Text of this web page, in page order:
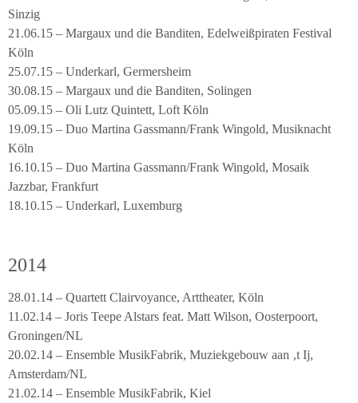
Sinzig
21.06.15 – Margaux und die Banditen, Edelweißpiraten Festival
Köln
25.07.15 – Underkarl, Germersheim
30.08.15 – Margaux und die Banditen, Solingen
05.09.15 – Oli Lutz Quintett, Loft Köln
19.09.15 – Duo Martina Gassmann/Frank Wingold, Musiknacht
Köln
16.10.15 – Duo Martina Gassmann/Frank Wingold, Mosaik
Jazzbar, Frankfurt
18.10.15 – Underkarl, Luxemburg
2014
28.01.14 – Quartett Clairvoyance, Arttheater, Köln
11.02.14 – Joris Teepe Alstars feat. Matt Wilson, Oosterpoort,
Groningen/NL
20.02.14 – Ensemble MusikFabrik, Muziekgebouw aan ‚t Ij,
Amsterdam/NL
21.02.14 – Ensemble MusikFabrik, Kiel